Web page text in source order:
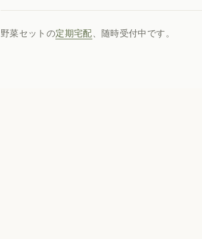
野菜セットの定期宅配 、随時受付中です。